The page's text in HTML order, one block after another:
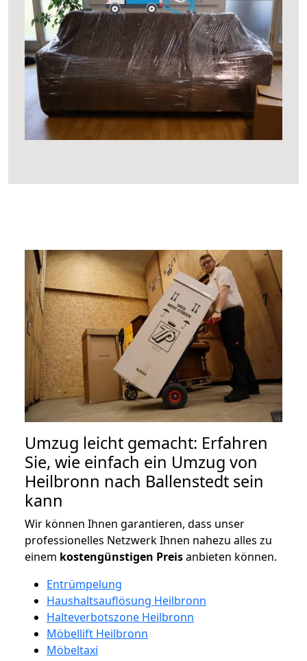
Umzug leicht gemacht: Erfahren
Sie, wie einfach ein Umzug von
Heilbronn nach Ballenstedt sein
kann
Wir können Ihnen garantieren, dass unser
professionelles Netzwerk Ihnen nahezu alles zu
einem kostengünstigen Preisanbieten können.
Entrümpelung
Haushaltsauflösung Heilbronn
Halteverbotszone Heilbronn
Möbellift Heilbronn
Möbeltaxi